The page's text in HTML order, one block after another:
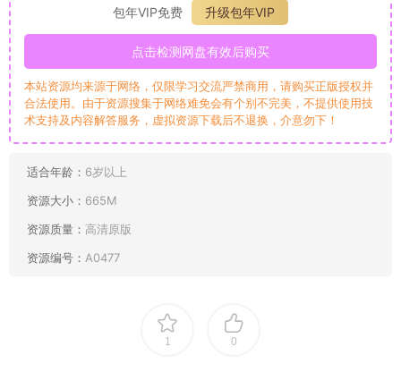
包年VIP免费
升级包年VIP
点击检测网盘有效后购买
本站资源均来源于网络，仅限学习交流严禁商用，请购买正版授权并
合法使用。由于资源搜集于网络难免会有个别不完美，不提供使用技
术支持及内容解答服务，虚拟资源下载后不退换，介意勿下！
适合年龄： 6岁以上
资源大小： 665M
资源质量： 高清原版
资源编号： A0477
1 0